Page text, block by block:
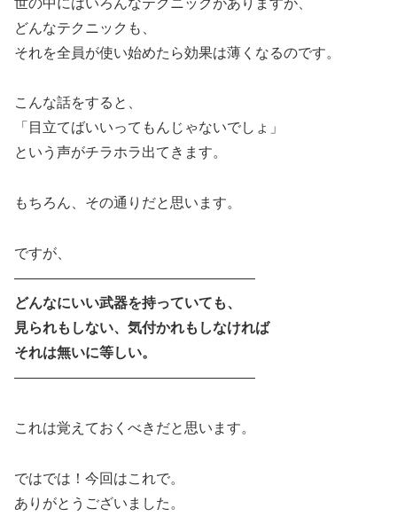
どんなテクニックも、
それを全員が使い始めたら効果は薄くなるのです。
こんな話をすると、
「目立てばいいってもんじゃないでしょ」
という声がチラホラ出てきます。
もちろん、その通りだと思います。
ですが、
―――――――――――――――――
どんなにいい武器を持っていても、
見られもしない、気付かれもしなければ
それは無いに等しい。
―――――――――――――――――
これは覚えておくべきだと思います。
ではでは！今回はこれで。
ありがとうございました。